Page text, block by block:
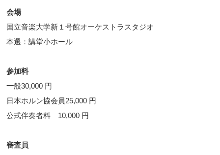
会場
国立音楽大学新１号館オーケストラスタジオ
本選：講堂小ホール
参加料
一般30,000 円
日本ホルン協会員25,000 円
公式伴奏者料 10,000 円
審査員